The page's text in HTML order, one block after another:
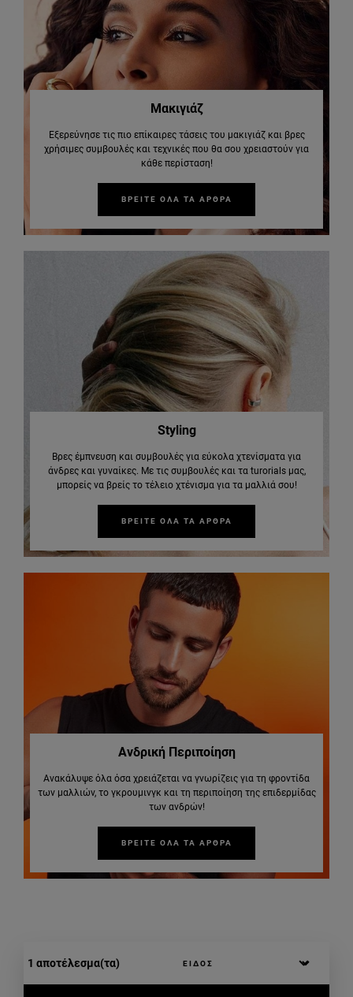
Μακιγιάζ
Εξερεύνησε τις πιο επίκαιρες τάσεις του μακιγιάζ και βρες
χρήσιμες συμβουλές και τεχνικές που θα σου χρειαστούν για
κάθε περίσταση!
ΒΡΕΙΤΕ ΟΛΑ ΤΑ ΑΡΘΡΑ
Styling
Βρες έμπνευση και συμβουλές για εύκολα χτενίσματα για
άνδρες και γυναίκες. Με τις συμβουλές και τα turorials μας,
μπορείς να βρείς το τέλειο χτένισμα για τα μαλλιά σου!
ΒΡΕΙΤΕ ΟΛΑ ΤΑ ΑΡΘΡΑ
Ανδρική Περιποίηση
Ανακάλυψε όλα όσα χρειάζεται να γνωρίζεις για τη φροντίδα
των μαλλιών, το γκρουμινγκ και τη περιποίηση της επιδερμίδας
των ανδρών!
ΒΡΕΙΤΕ ΟΛΑ ΤΑ ΑΡΘΡΑ
1 αποτέλεσμα(τα)